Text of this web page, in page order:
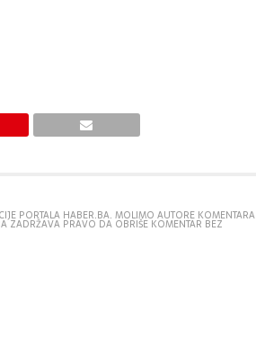
PORTALA HABER.BA. MOLIMO AUTORE KOMENTARA
ZADRŽAVA PRAVO DA OBRIŠE KOMENTAR BEZ